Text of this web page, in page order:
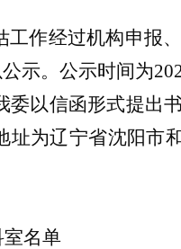
工作经过机构申报
示。公示时间为
以信函形式提出
为辽宁省沈阳市
室名单